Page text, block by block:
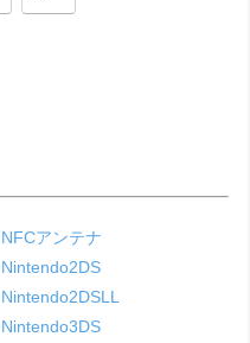
NFCアンテナ
Nintendo2DS
Nintendo2DSLL
Nintendo3DS